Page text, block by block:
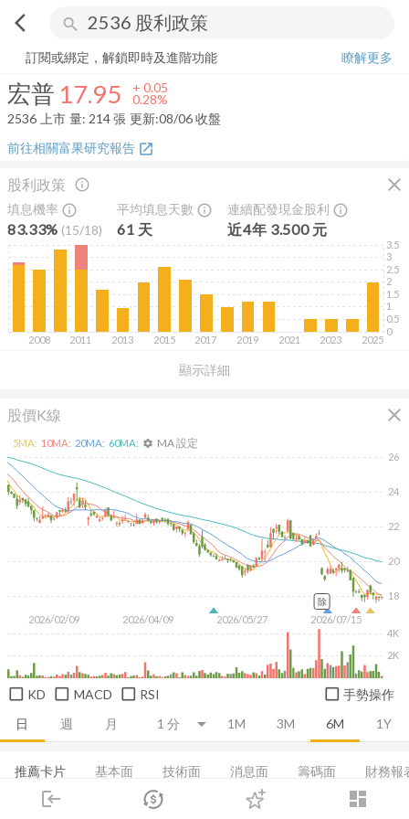
arrow_back_ios search
login dashboard
市場 登入
宏普 17.95+ 0.28%
訂閱或綁定，解鎖即時及進階功能
瞭解更多
宏普 17.95 + 0.05
0.28%
2536 上市 量: 214張 更新:08/06 收盤
前往相關富果研究報告 open_in_new
股利政策 close
顯示詳細
info_outline
填息機率 info_outline
83.33% (15/18)
平均填息天數 info_outline
61 天
連續配發現金股利 info_outline
近4年 3.500元
2008 2011 2013 2015 2017 2019 2021 2023 2025
0
0.5
1
1.5
2
2.5
3
3.5
股價K線 close
日 週 月 1M 3M 6M 1Y
2026/02/09 2026/04/09 2026/05/27 2026/07/15
18
20
22
24
26
2K
4K
5MA: 10MA: 20MA: 60MA: settings MA 設定
除
KD MACD RSI 手勢操作
推薦卡片 基本面 技術面 消息面 籌碼面 財務報
損益表 現金流量表 ROE及ROA 經營能力